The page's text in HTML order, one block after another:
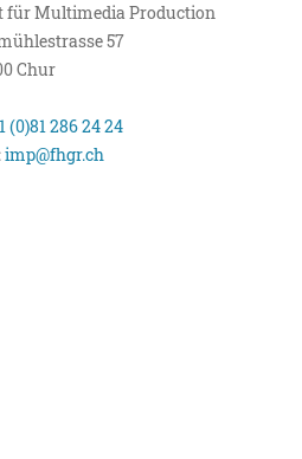
für Multimedia Production
57
Chur
(0)81 286 24 24
imp@fhgr.ch